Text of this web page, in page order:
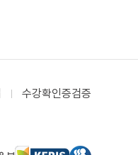
수강확인증검증